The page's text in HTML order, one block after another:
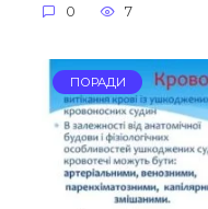
0 7
ПОРАДИ